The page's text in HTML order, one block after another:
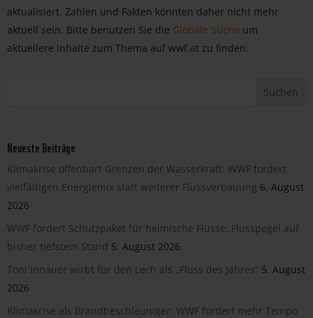
aktualisiert. Zahlen und Fakten könnten daher nicht mehr
aktuell sein. Bitte benutzen Sie die Globale Suche um
aktuellere Inhalte zum Thema auf wwf.at zu finden.
Neueste Beiträge
Klimakrise offenbart Grenzen der Wasserkraft: WWF fordert
vielfältigen Energiemix statt weiterer Flussverbauung 6. August
2026
WWF fordert Schutzpaket für heimische Flüsse: Flusspegel auf
bisher tiefstem Stand 5. August 2026
Toni Innauer wirbt für den Lech als „Fluss des Jahres“ 5. August
2026
Klimakrise als Brandbeschleuniger: WWF fordert mehr Tempo